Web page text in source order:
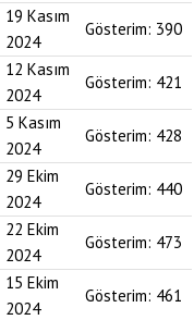
19 Kasım
2024
Gösterim: 390
12 Kasım
2024
Gösterim: 421
5 Kasım
2024
Gösterim: 428
29 Ekim
2024
Gösterim: 440
22 Ekim
2024
Gösterim: 473
15 Ekim
2024
Gösterim: 461